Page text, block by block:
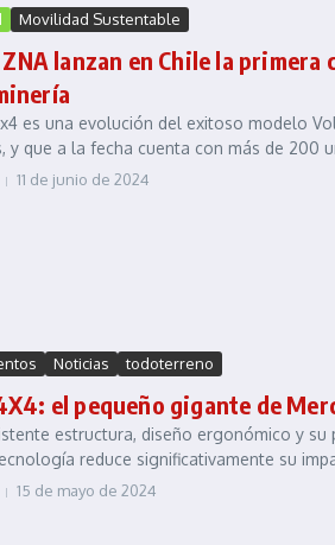
Movilidad Sustentable
lanzan en Chile la
es una evolución del exitoso modelo
y que a la fecha cuenta con más de 200
11 de junio de 2024
Noticias todoterreno
el pequeño gigante de
estructura, diseño ergonómico y
reduce significativamente su
15 de mayo de 2024